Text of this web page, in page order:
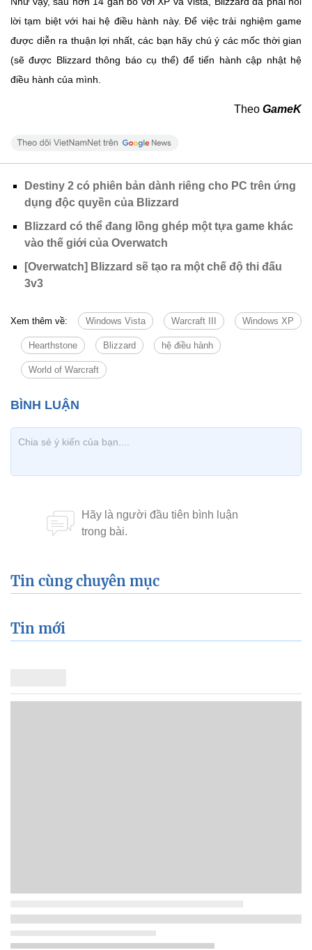
lời tạm biệt với hai hệ điều hành này. Để việc trải nghiệm game
được diễn ra thuận lợi nhất, các bạn hãy chú ý các mốc thời gian
(sẽ được Blizzard thông báo cụ thể) để tiến hành cập nhật hệ
điều hành của mình.
Theo GameK
Destiny 2 có phiên bản dành riêng cho PC trên ứng
dụng độc quyền của Blizzard
Blizzard có thể đang lồng ghép một tựa game khác
vào thế giới của Overwatch
[Overwatch] Blizzard sẽ tạo ra một chế độ thi đấu
3v3
Xem thêm về: Windows Vista Warcraft III Windows XP
Hearthstone Blizzard hệ điều hành
World of Warcraft
Tin cùng chuyên mục
Tin mới